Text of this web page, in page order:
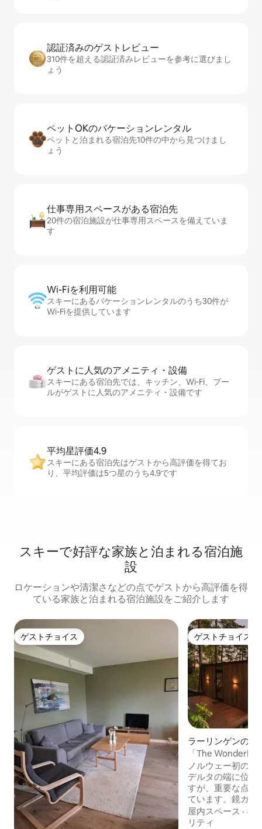
認証済みのゲ⁠ス⁠ト⁠レ⁠ビ⁠ュ⁠ー
310件を超える認証済みレビューを参考に選びまし
ょう
ペットOKのバ⁠ケ⁠ー⁠シ⁠ョ⁠ンレ⁠ン⁠タ⁠ル
ペットと泊まれる宿泊先10件の中から見つけまし
ょう
仕事専用ス⁠ペ⁠ー⁠スがあ⁠る宿⁠泊⁠先
20件の宿泊施設が仕事専用スペースを備えていま
す
Wi-Fiを利⁠用⁠可⁠能
スキーにあるバケーションレンタルのうち30件が
Wi-Fiを提供しています
ゲストに人⁠気⁠のア⁠メ⁠ニ⁠テ⁠ィ・設⁠備
スキーにある宿泊先では、キッチン、Wi-Fi、プー
ルがゲストに人気のアメニティ・設備です
平均星評価4.9
スキーにある宿泊先はゲストから高評価を得てお
り、平均評価は5つ星のうち4.9です
スキーで好評な家族と泊まれる宿泊施
設
ロケーションや清潔さなどの点でゲストから高評価を得
ている家族と泊まれる宿泊施設をご紹介します
ゲストチョイス
ゲストチョイス ゲストチョイス
ゲストチョイス
ラーリンゲンのタ
ス
「The
Cabin」
ノルウェー初の
デルタの端に位置
すが、重要な点は
ています。鏡ガラ
消えるまで映し出
ら天井までガラ
屋内スペース · キ
リティ